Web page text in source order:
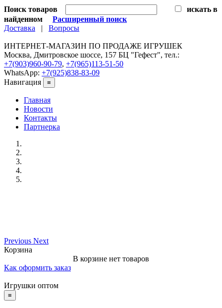
Поиск товаров
искать в
найденном
Расширенный поиск
Доставка | Вопросы
ИНТЕРНЕТ-МАГАЗИН ПО ПРОДАЖЕ ИГРУШЕК
Москва, Дмитровское шоссе, 157 БЦ "Гефест", тел.:
+7(903)960-90-79, +7(965)113-51-50
WhatsApp: +7(925)838-83-09
Навигация
≡
Главная
Новости
Контакты
Партнерка
Previous Next
Корзина
В корзине нет товаров
Как оформить заказ
Игрушки оптом
≡